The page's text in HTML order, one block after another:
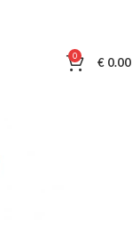
0 €0.00